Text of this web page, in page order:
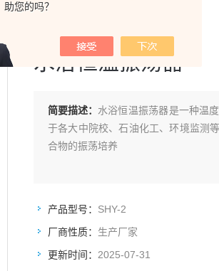
助您的吗？
温振荡器
水浴恒温振荡器
简要描述： 水浴恒温振荡器是一种温
于各大中院校、石油化工、环境监测
合物的振荡培养
产品型号： SHY-2
厂商性质： 生产厂家
更新时间： 2025-07-31